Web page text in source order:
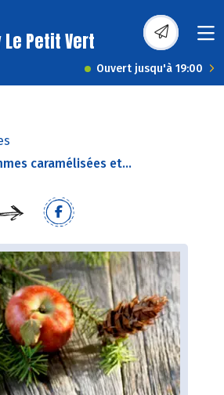
Petit Vert
Ouvert jusqu'à 19:00
caramélisées et...